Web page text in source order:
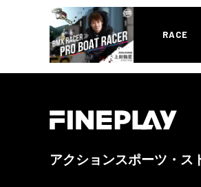
RACE
アクションスポーツ・ス